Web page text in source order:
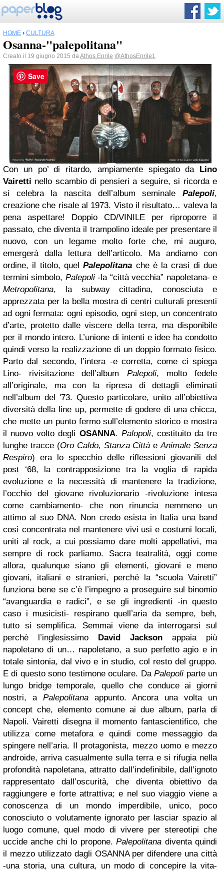
HOME › CULTURA
Osanna-"palepolitana"
Creato il 19 giugno 2015 daAthos Enrile @AthosEnrile1
Con un po’ di ritardo, ampiamente spiegato da Lino
Vairetti nello scambio di pensieri a seguire, si ricorda e
si celebra la nascita dell’album seminale Palepoli,
creazione che risale al 1973. Visto il risultato… valeva la
pena aspettare!
Doppio CD/VINILE per riproporre il
passato, che diventa il trampolino ideale per presentare il
nuovo, con un legame molto forte che, mi auguro,
emergerà dalla lettura dell’articolo.
Ma andiamo con
ordine, il titolo, quelPalepolitana che è la crasi di due
termini simbolo, Palepoli-la “città vecchia” napoletana- e
Metropolitana, la subway cittadina, conosciuta e
apprezzata per la bella mostra di centri culturali presenti
ad ogni fermata: ogni episodio, ogni step, un concentrato
d’arte, protetto dalle viscere della terra, ma disponibile
per il mondo intero. L’unione di intenti e idee ha condotto
quindi verso la realizzazione di un doppio formato fisico.
Parto dal secondo, l’intera -e corretta, come ci spiega
Lino- rivisitazione dell’album Palepoli, molto fedele
all’originale, ma con la ripresa di dettagli eliminati
nell’album del '73. Questo particolare, unito all’obiettiva
diversità della line up, permette di godere di una chicca,
che mette un punto fermo sull’elemento storico e mostra
il nuovo volto degli OSANNA. Palopoli, costituito da tre
lunghe tracce (Oro Caldo, Stanza Città eAnimale Senza
Respiro) era lo specchio delle riflessioni giovanili del
post ‘68, la contrapposizione tra la voglia di rapida
evoluzione e la necessità di mantenere la tradizione,
l’occhio del giovane rivoluzionario -rivoluzione intesa
come cambiamento- che non rinuncia nemmeno un
attimo al suo DNA. Non credo esista in Italia una band
così concentrata nel mantenere vivi usi e costumi locali,
uniti al rock, a cui possiamo dare molti appellativi, ma
sempre di rock parliamo. Sacra teatralità, oggi come
allora, qualunque siano gli elementi, giovani e meno
giovani, italiani e stranieri, perché la “scuola Vairetti”
funziona bene se c’è l’impegno a proseguire sul binomio
“avanguardia e radici”, e se gli ingredienti -in questo
caso i musicisti- respirano quell’aria da sempre, beh,
tutto si semplifica.
Semmai viene da interrogarsi sul
perchè l’inglesissimo David Jackson appaia più
napoletano di un… napoletano, a suo perfetto agio e in
totale sintonia, dal vivo e in studio, col resto del gruppo.
E di questo sono testimone oculare. DaPalepoli parte un
lungo bridge temporale, quello che conduce ai giorni
nostri, a Palepolitana appunto.
Ancora una volta un
concept che, elemento comune ai due album, parla di
Napoli. Vairetti disegna il momento fantascientifico, che
utilizza come metafora e quindi come messaggio da
spingere nell’aria. Il protagonista, mezzo uomo e mezzo
androide, arriva casualmente sulla terra e si rifugia nella
profondità napoletana, attratto dall’indefinibile, dall’ignoto
rappresentato dall’oscurità, che diventa obiettivo da
raggiungere e forte attrattiva; e nel suo viaggio viene a
conoscenza di un mondo imperdibile, unico, poco
conosciuto o volutamente ignorato per lasciar spazio al
luogo comune, quel modo di vivere per stereotipi che
uccide anche chi lo propone. Palepolitana diventa quindi
il mezzo utilizzato dagli OSANNA per difendere una città
-una storia, una cultura, un modo di concepire la vita-
Save